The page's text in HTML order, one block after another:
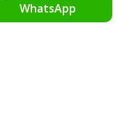
WhatsApp